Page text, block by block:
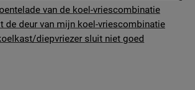
van de koel-vriescombinatie
de deur van mijn koel-vriescombinatie
diepvriezer sluit niet goed